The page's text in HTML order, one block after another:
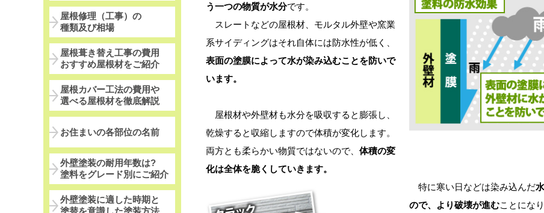
う一つの物質が水分です。
スレートなどの屋根材、モルタル外壁や窯業
系サイディングはそれ自体には防水性が低く、
表面の塗膜によって水が染み込むことを防いで
います。
屋根材や外壁材も水分を吸収すると膨張し、
乾燥すると収縮しますので体積が変化します。
両方とも柔らかい物質ではないので、体積の変
化は全体を脆くしていきます。
特に寒い日などは染み込んだ
ので、より破壊が進むことにな
屋根修理（工事）の
種類及び相場
屋根葺き替え工事の費用
おすすめ屋根材をご紹介
屋根カバー工法の費用や
選べる屋根材を徹底解説
お住まいの各部位の名前
外壁塗装の耐用年数は?
塗料をグレード別にご紹介
外壁塗装に適した時期と